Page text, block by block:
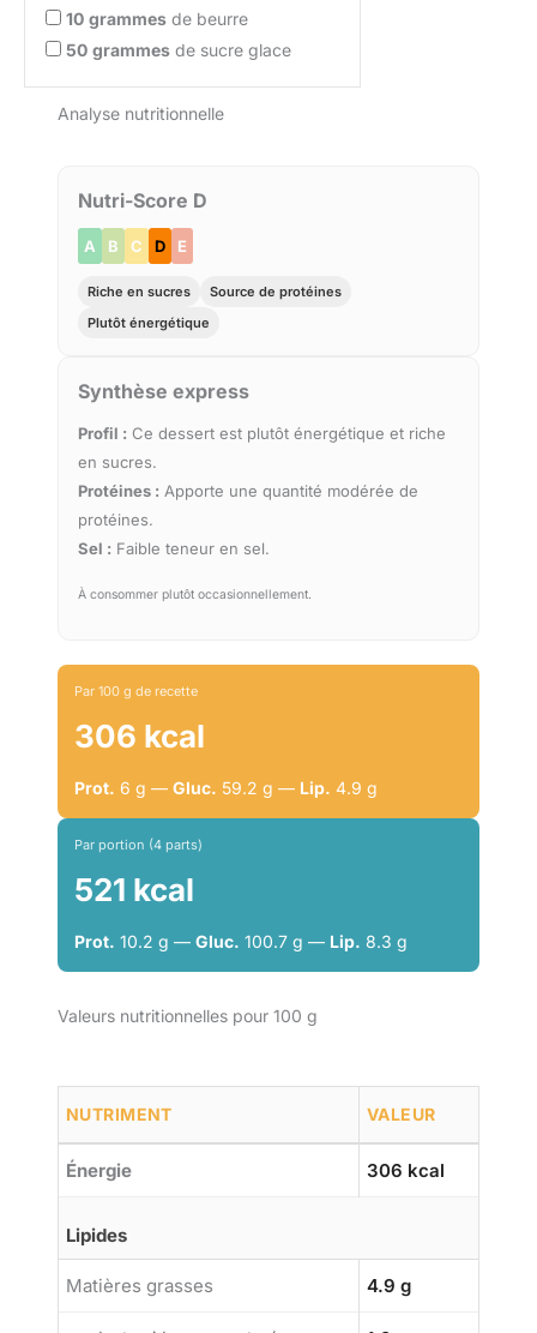
10 grammes de beurre
50 grammes de sucre glace
Analyse nutritionnelle
Nutri-Score D
A B C D E
Riche en sucres
Source de protéines
Plutôt énergétique
Synthèse express
Profil : Ce dessert est plutôt énergétique et riche
en sucres.
Protéines : Apporte une quantité modérée de
protéines.
Sel : Faible teneur en sel.
À consommer plutôt occasionnellement.
Par 100 g de recette
306 kcal
Prot. 6 g — Gluc. 59.2 g — Lip. 4.9 g
Par portion (4 parts)
521 kcal
Prot. 10.2 g — Gluc. 100.7 g — Lip. 8.3 g
Valeurs nutritionnelles pour 100 g
NUTRIMENT VALEUR
Énergie 306 kcal
Lipides
Matières grasses 4.9 g